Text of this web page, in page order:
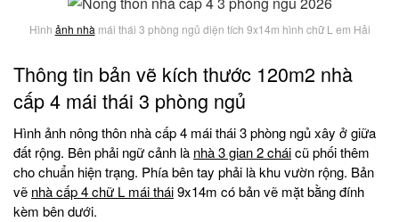
Hình ảnh nhà mái thái 3 phòng ngủ diện tích 9x14m hình chữ L em Hải
Thông tin bản vẽ kích thước 120m2 nhà
cấp 4 mái thái 3 phòng ngủ
Hình ảnh nông thôn nhà cấp 4 mái thái 3 phòng ngủ xây ở giữa
đất rộng. Bên phải ngữ cảnh là nhà 3 gian 2 cháicũ phối thêm
cho chuẩn hiện trạng. Phía bên tay phải là khu vườn rộng. Bản
vẽ nhà cấp 4 chữ L mái thái9x14m có bản vẽ mặt bằng đính
kèm bên dưới.